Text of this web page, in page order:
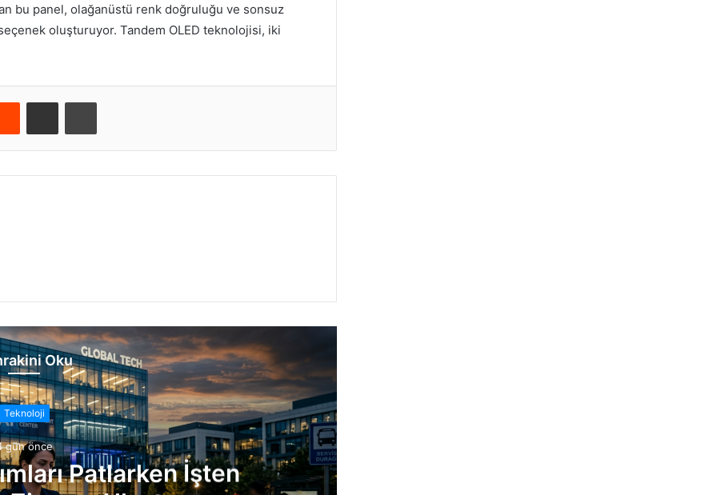
bu panel, olağanüstü renk doğruluğu ve sonsuz
oluşturuyor. Tandem OLED teknolojisi, iki
Oku
Teknoloji
gün önce
Patlarken İşten